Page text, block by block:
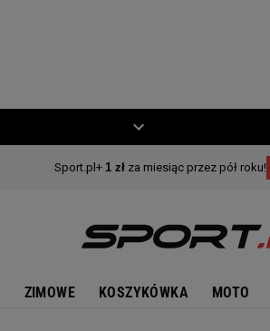
ZIMOWE KOSZYKÓWKA MOTO